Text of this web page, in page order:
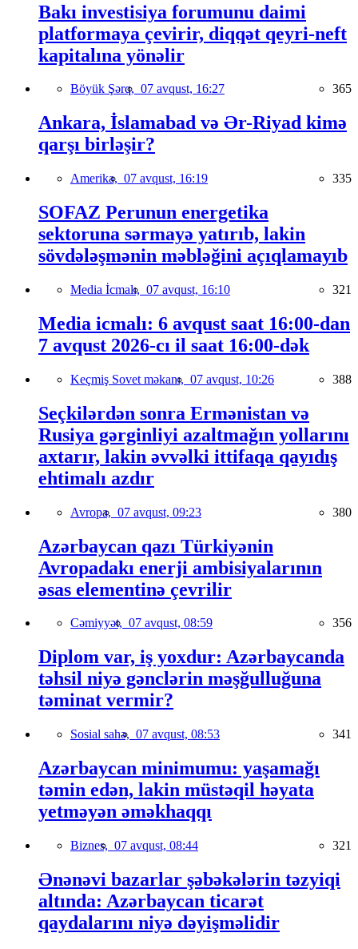
Bakı investisiya forumunu daimi
platformaya çevirir, diqqət qeyri-neft
kapitalına yönəlir
Böyük Şərq, 07 avqust, 16:27 365
Ankara, İslamabad və Ər-Riyad kimə
qarşı birləşir?
Amerika, 07 avqust, 16:19 335
SOFAZ Perunun energetika
sektoruna sərmayə yatırıb, lakin
sövdələşmənin məbləğini açıqlamayıb
Media İcmalı, 07 avqust, 16:10 321
Media icmalı: 6 avqust saat 16:00-dan
7 avqust 2026-cı il saat 16:00-dək
Keçmiş Sovet məkanı, 07 avqust, 10:26 388
Seçkilərdən sonra Ermənistan və
Rusiya gərginliyi azaltmağın yollarını
axtarır, lakin əvvəlki ittifaqa qayıdış
ehtimalı azdır
Avropa, 07 avqust, 09:23 380
Azərbaycan qazı Türkiyənin
Avropadakı enerji ambisiyalarının
əsas elementinə çevrilir
Cəmiyyət, 07 avqust, 08:59 356
Diplom var, iş yoxdur: Azərbaycanda
təhsil niyə gənclərin məşğulluğuna
təminat vermir?
Sosial sahə, 07 avqust, 08:53 341
Azərbaycan minimumu: yaşamağı
təmin edən, lakin müstəqil həyata
yetməyən əməkhaqqı
Biznes, 07 avqust, 08:44 321
Ənənəvi bazarlar şəbəkələrin təzyiqi
altında: Azərbaycan ticarət
qaydalarını niyə dəyişməlidir